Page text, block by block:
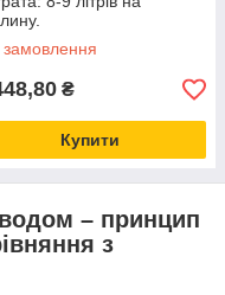
замовлення
₴
Купити
– принцип
з